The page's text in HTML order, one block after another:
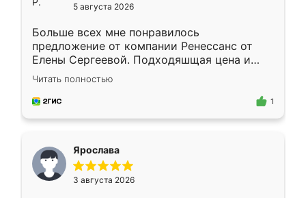
5 августа 2026
Больше всех мне понравилось
предложение от компании Ренессанс от
Елены Сергеевой. Подходяшщая цена и
короткие сроки изготовления. Приехавший
для замера сотрудник Владислав
предложил по моему эскизу самый
Читать полностью
1
Ярослава
3 августа 2026